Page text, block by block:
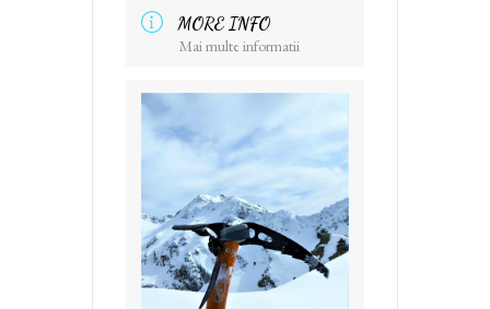
MORE INFO
Mai multe informatii